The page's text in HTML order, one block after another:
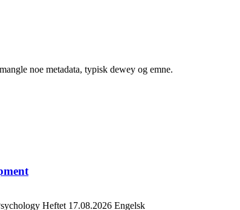
noe metadata, typisk dewey og emne.
Heftet 17.08.2026 Engelsk